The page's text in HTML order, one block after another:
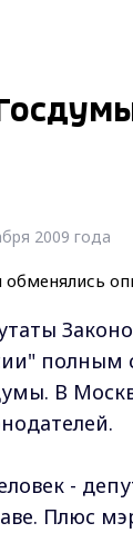
2009 года
полным
В
-
Плюс